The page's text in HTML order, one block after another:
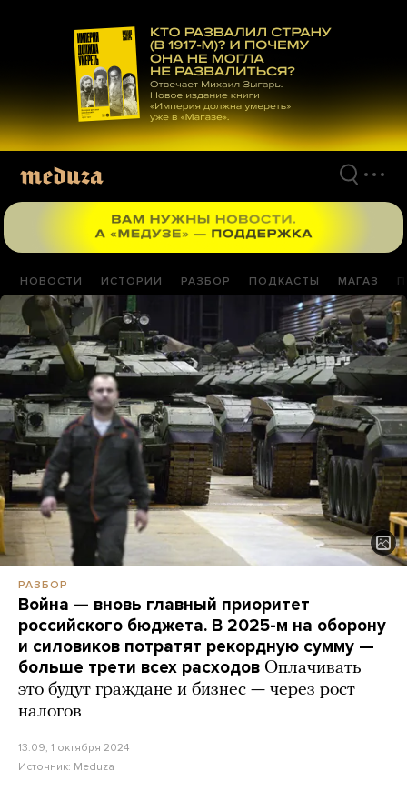
материалам
НОВОСТИ ИСТОРИИ РАЗБОР ПОДКАСТЫ МАГАЗ
РАЗБОР
Война — вновь главный приоритет
российского бюджета. В 2025-м на оборону
и силовиков потратят рекордную сумму —
больше трети всех расходов Оплачивать
это будут граждане и бизнес — через рост
налогов
13:09, 1 октября 2024
Источник: Meduza